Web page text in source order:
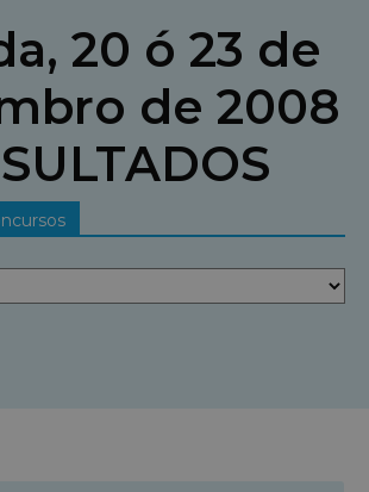
20 ó 23 de
de 2008